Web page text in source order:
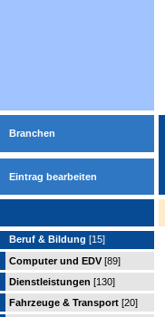
Branchen
Eintrag bearbeiten
Beruf & Bildung [15]
Computer und EDV [89]
Dienstleistungen [130]
Fahrzeuge & Transport [20]